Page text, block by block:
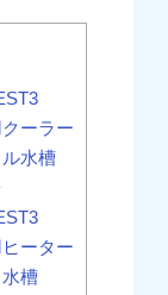
ーラー
水槽
ーター
槽